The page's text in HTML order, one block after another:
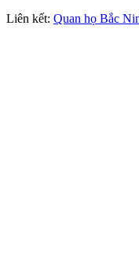
Liên kết: Quan họ Bắc